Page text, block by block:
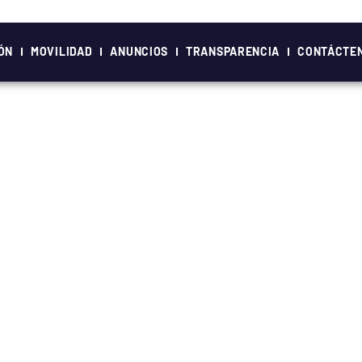
MOVILIDAD ANUNCIOS TRANSPARENCIA